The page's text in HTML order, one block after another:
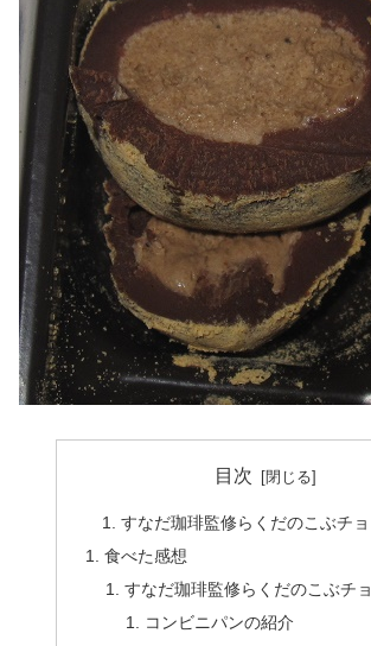
目次
すなだ珈琲監修らくだのこぶチョ
食べた感想
すなだ珈琲監修らくだのこぶチ
コンビニパンの紹介